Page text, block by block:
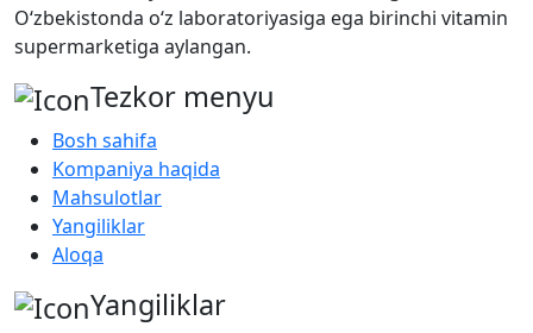
O‘zbekistonda o‘z laboratoriyasiga ega birinchi vitamin
supermarketiga aylangan.
Tezkor menyu
Bosh sahifa
Kompaniya haqida
Mahsulotlar
Yangiliklar
Aloqa
Yangiliklar